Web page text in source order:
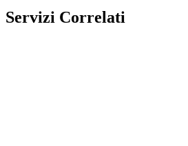
Servizi Correlati